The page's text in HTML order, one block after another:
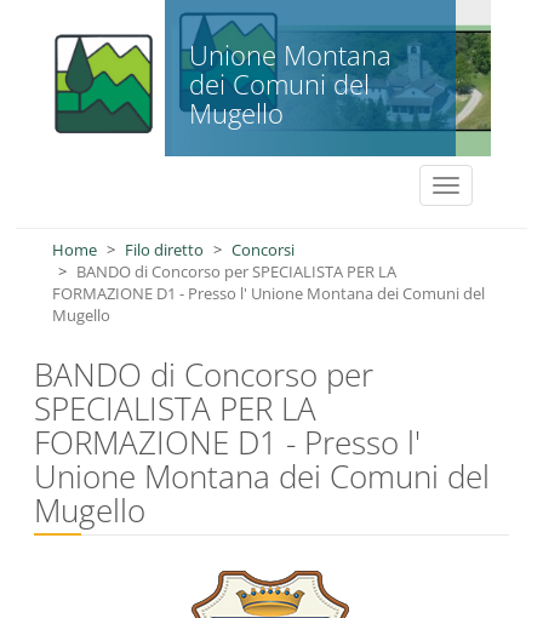
Salta al contenuto principale
Unione Montana
dei Comuni del
Mugello
Toggle
navigation
Home
Filo diretto
Concorsi
BANDO di Concorso per SPECIALISTA PER LA
FORMAZIONE D1 - Presso l' Unione Montana dei Comuni del
Mugello
BANDO di Concorso per
SPECIALISTA PER LA
FORMAZIONE D1 - Presso l'
Unione Montana dei Comuni del
Mugello